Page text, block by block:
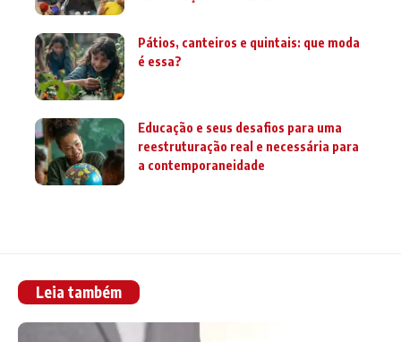
Pátios, canteiros e quintais: que moda
é essa?
Educação e seus desafios para uma
reestruturação real e necessária para
a contemporaneidade
Leia também